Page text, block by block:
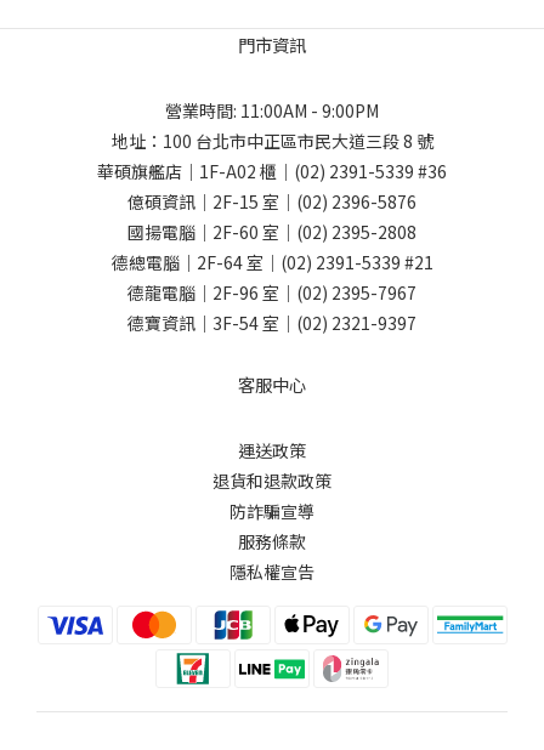
門市資訊
營業時間: 11:00AM - 9:00PM
地址： 100 台北市中正區市民大道三段 8 號
華碩旗艦店｜1F-A02 櫃｜ (02) 2391-5339 #36
億碩資訊｜2F-15 室｜ (02) 2396-5876
國揚電腦｜2F-60 室｜ (02) 2395-2808
德總電腦｜2F-64 室｜ (02) 2391-5339 #21
德龍電腦｜2F-96 室｜ (02) 2395-7967
德寶資訊｜3F-54 室｜ (02) 2321-9397
客服中心
運送政策
退貨和退款政策
防詐騙宣導
服務條款
隱私權宣告